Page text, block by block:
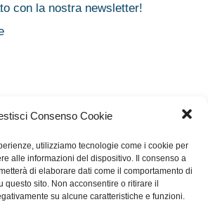
Consenso Cookie
utilizziamo tecnologie come i cookie per
alle informazioni del dispositivo. Il consenso a
di elaborare dati come il comportamento di
questo sito. Non acconsentire o ritirare il
su alcune caratteristiche e funzioni.
con la nostra newsletter!